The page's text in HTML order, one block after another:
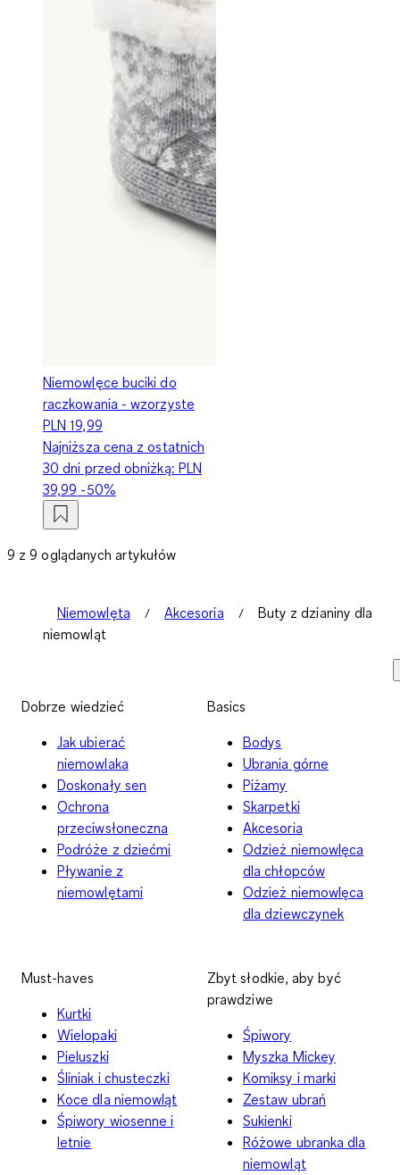
Niemowlęce buciki do
raczkowania - wzorzyste
PLN 19,99
Najniższa cena z ostatnich
30 dni przed obniżką: PLN
39,99 -50%
9 z 9 oglądanych artykułów
Niemowlęta Akcesoria
Buty z dzianiny dla
niemowląt
Dobrze wiedzieć
Jak ubierać
niemowlaka
Doskonały sen
Ochrona
przeciwsłoneczna
Podróże z dziećmi
Pływanie z
niemowlętami
Basics
Bodys
Ubrania górne
Piżamy
Skarpetki
Akcesoria
Odzież niemowlęca
dla chłopców
Odzież niemowlęca
dla dziewczynek
Must-haves
Kurtki
Wielopaki
Pieluszki
Śliniak i chusteczki
Koce dla niemowląt
Śpiwory wiosenne i
letnie
Zbyt słodkie, aby być
prawdziwe
Śpiwory
Myszka Mickey
Komiksy i marki
Zestaw ubrań
Sukienki
Różowe ubranka dla
niemowląt